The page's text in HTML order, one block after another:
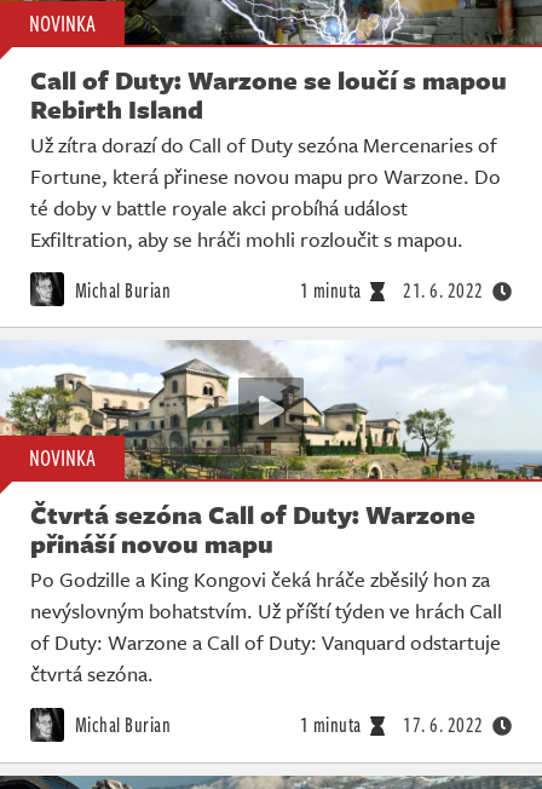
NOVINKA
Call of Duty: Warzone se loučí s mapou
Rebirth Island
Už zítra dorazí do Call of Duty sezóna Mercenaries of
Fortune, která přinese novou mapu pro Warzone. Do
té doby v battle royale akci probíhá událost
Exfiltration, aby se hráči mohli rozloučit s mapou.
Michal Burian 1 minuta 21. 6. 2022
NOVINKA
Čtvrtá sezóna Call of Duty: Warzone
přináší novou mapu
Po Godzille a King Kongovi čeká hráče zběsilý hon za
nevýslovným bohatstvím. Už příští týden ve hrách Call
of Duty: Warzone a Call of Duty: Vanquard odstartuje
čtvrtá sezóna.
Michal Burian 1 minuta 17. 6. 2022